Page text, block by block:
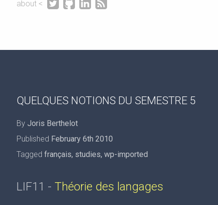
about <    
QUELQUES NOTIONS DU SEMESTRE 5
By Joris Berthelot
Published February 6th 2010
Tagged français, studies, wp-imported
LIF11 - Théorie des langages